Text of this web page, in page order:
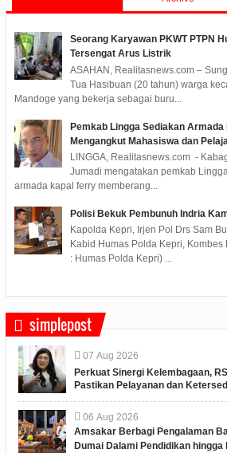
Seorang Karyawan PKWT PTPN
Tersengat Arus Listrik
ASAHAN, Realitasnews.com –
Tua Hasibuan (20 tahun) warga
Mandoge yang bekerja sebagai buru...
Pemkab Lingga Sediakan
Mengangkut Mahasiswa dan
LINGGA, Realitasnews.com -
Jumadi mengatakan pemkab
armada kapal ferry memberang...
Polisi Bekuk Pembunuh Indria
Kapolda Kepri, Irjen Pol Drs Sam
Kabid Humas Polda Kepri, Kombes
: Humas Polda Kepri) ...
simplepost
07 Aug 2026
Perkuat Sinergi Kelembagaan,
Pastikan Pelayanan dan
06 Aug 2026
Amsakar Berbagi Pengalaman
Dumai Dalami Pendidikan hingga